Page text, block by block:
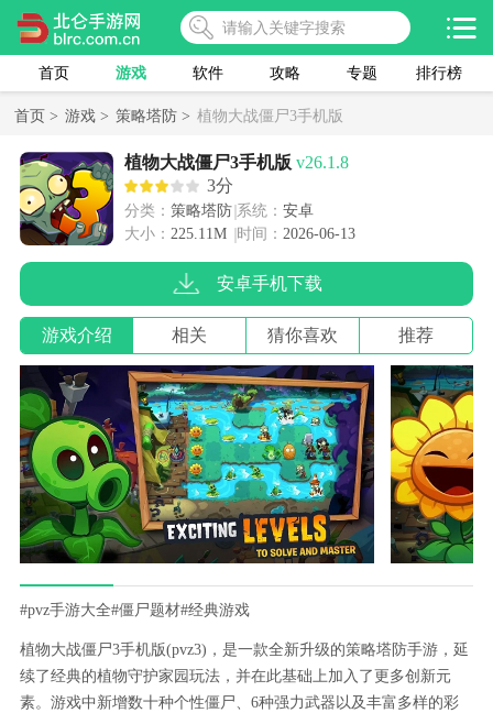
首页 游戏 软件 攻略 专题 排行榜
首页 > 游戏 > 策略塔防 > 植物大战僵尸3手机版
植物大战僵尸3手机版 v26.1.8
3分
分类： 策略塔防 系统： 安卓
大小： 225.11M 时间： 2026-06-13
安卓手机下载
游戏介绍 相关 猜你喜欢 推荐
#pvz手游大全#僵尸题材#经典游戏
植物大战僵尸3手机版(pvz3)，是一款全新升级的策略塔防手游，延
续了经典的植物守护家园玩法，并在此基础上加入了更多创新元
素。游戏中新增数十种个性僵尸、6种强力武器以及丰富多样的彩